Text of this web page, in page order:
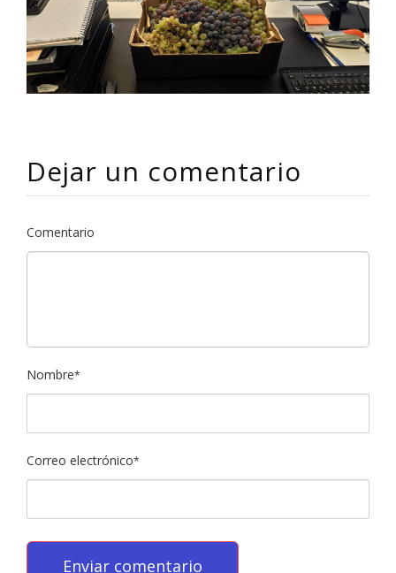
Dejar un comentario
Comentario
Nombre*
Correo electrónico*